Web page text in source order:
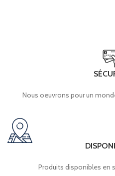
Nous oeuvrons pour un
Produits disponibles en